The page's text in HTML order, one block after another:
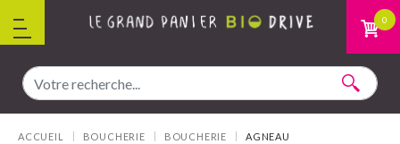
0
ACCUEIL BOUCHERIE BOUCHERIE AGNEAU